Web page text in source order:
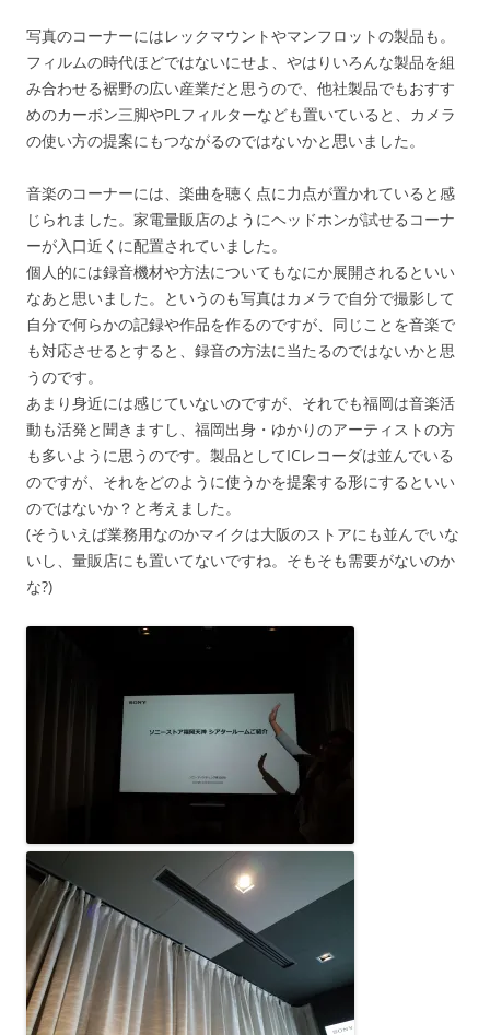
写真のコーナーにはレックマウントやマンフロットの製品も。
フィルムの時代ほどではないにせよ、やはりいろんな製品を組
み合わせる裾野の広い産業だと思うので、他社製品でもおすす
めのカーボン三脚やPLフィルターなども置いていると、カメラ
の使い方の提案にもつながるのではないかと思いました。
音楽のコーナーには、楽曲を聴く点に力点が置かれていると感
じられました。家電量販店のようにヘッドホンが試せるコーナ
ーが入口近くに配置されていました。
個人的には録音機材や方法についてもなにか展開されるといい
なあと思いました。というのも写真はカメラで自分で撮影して
自分で何らかの記録や作品を作るのですが、同じことを音楽で
も対応させるとすると、録音の方法に当たるのではないかと思
うのです。
あまり身近には感じていないのですが、それでも福岡は音楽活
動も活発と聞きますし、福岡出身・ゆかりのアーティストの方
も多いように思うのです。製品としてICレコーダは並んでいる
のですが、それをどのように使うかを提案する形にするといい
のではないか？と考えました。
(そういえば業務用なのかマイクは大阪のストアにも並んでいな
いし、量販店にも置いてないですね。そもそも需要がないのか
な?)